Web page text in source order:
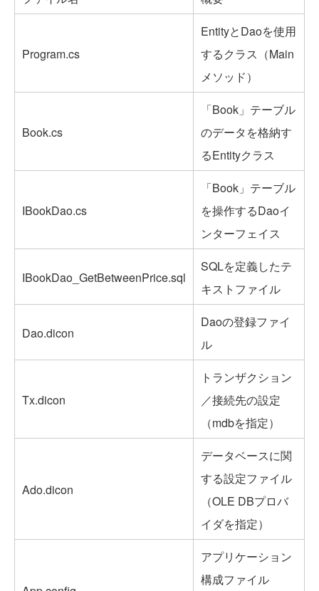
Program.cs
EntityとDaoを使用
するクラス（Main
メソッド）
Book.cs
「Book」テーブル
のデータを格納す
るEntityクラス
IBookDao.cs
「Book」テーブル
を操作するDaoイ
ンターフェイス
IBookDao_GetBetweenPrice.sql
SQLを定義したテ
キストファイル
Dao.dicon
Daoの登録ファイ
ル
Tx.dicon
トランザクション
／接続先の設定
（mdbを指定）
Ado.dicon
データベースに関
する設定ファイル
（OLE DBプロバ
イダを指定）
アプリケーション
構成ファイル